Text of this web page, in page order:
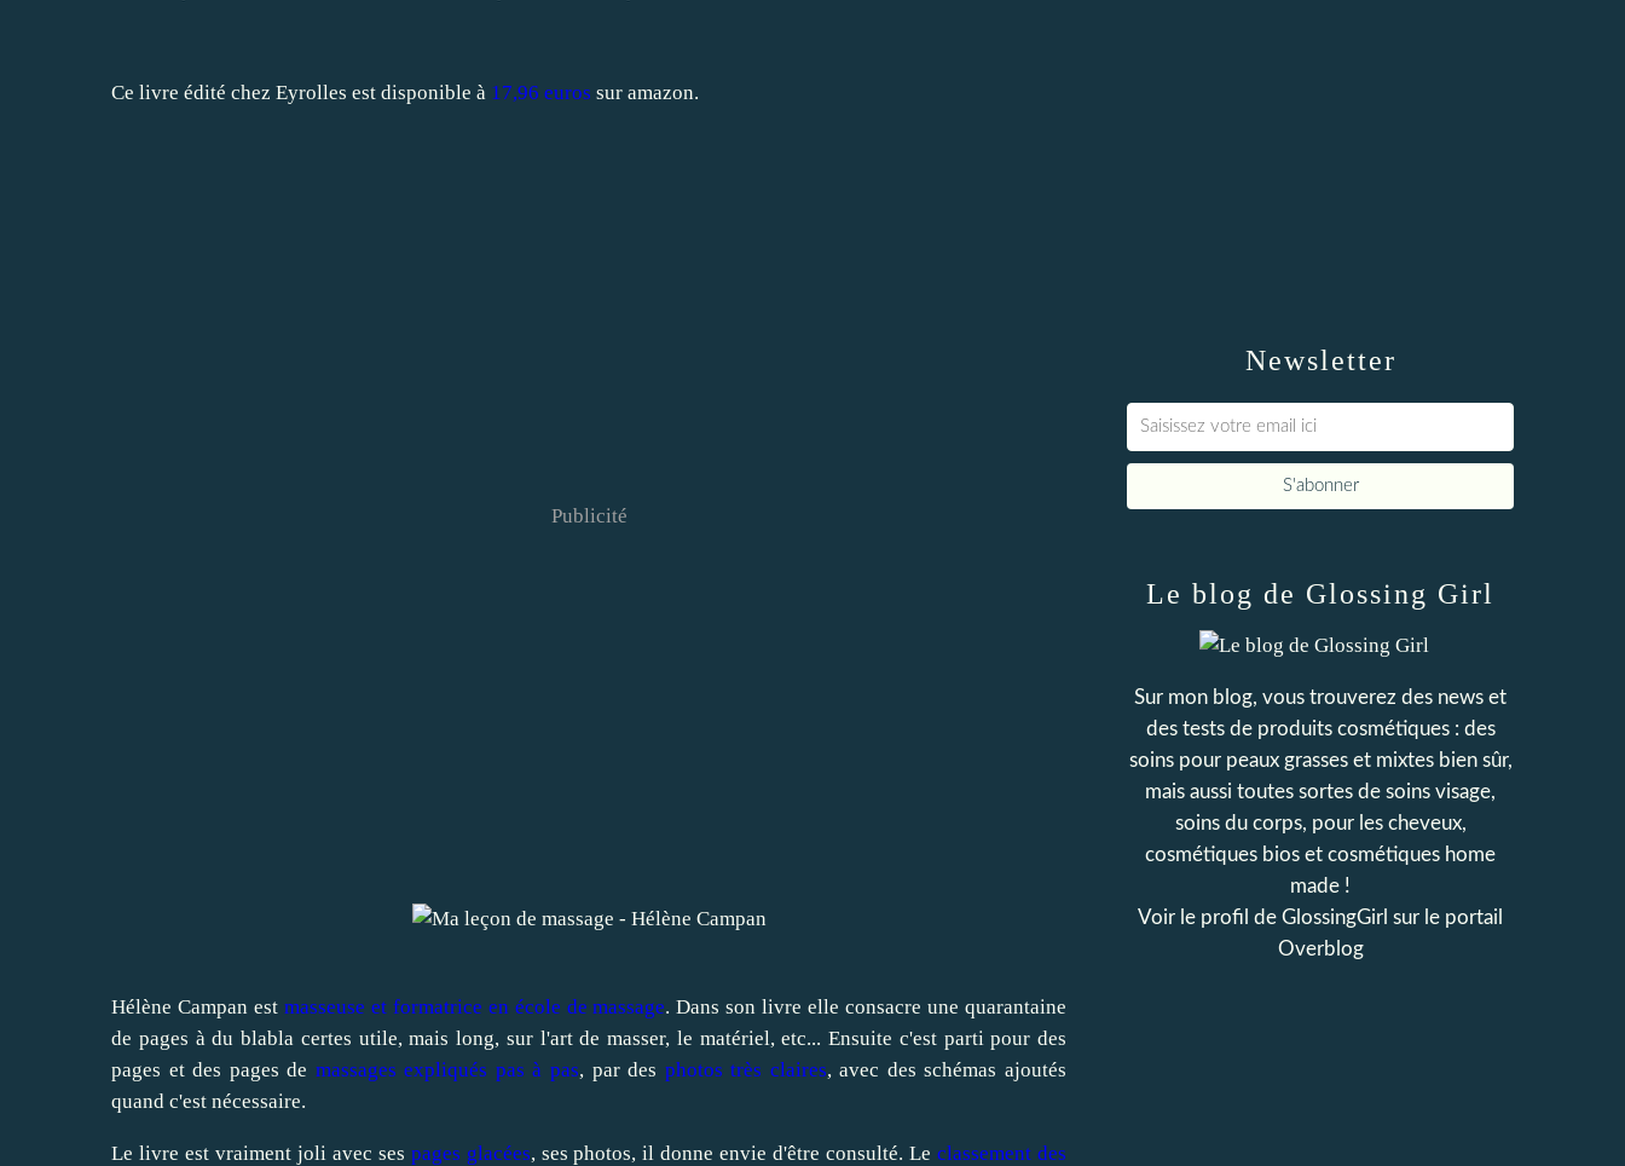
Ce livre édité chez Eyrolles est disponible à 17,96 euros sur amazon.
Publicité
Hélène Campan estmasseuse et formatrice en école de massage. Dans son livre elle consacre une quarantaine
de pages à du blabla certes utile, mais long, sur l'art de masser, le matériel, etc... Ensuite c'est parti pour des
pages et des pages de massages expliqués pas à pas, par des photos très claires, avec des schémas ajoutés
quand c'est nécessaire.
Le livre est vraiment joli avec ses pages glacées, ses photos, il donne envie d'être consulté. Leclassement des
Newsletter
Le blog de Glossing Girl
Sur mon blog, vous trouverez des news et
des tests de produits cosmétiques : des
soins pour peaux grasses et mixtes bien sûr,
mais aussi toutes sortes de soins visage,
soins du corps, pour les cheveux,
cosmétiques bios et cosmétiques home
made !
Voir le profil de GlossingGirl sur le portail
Overblog